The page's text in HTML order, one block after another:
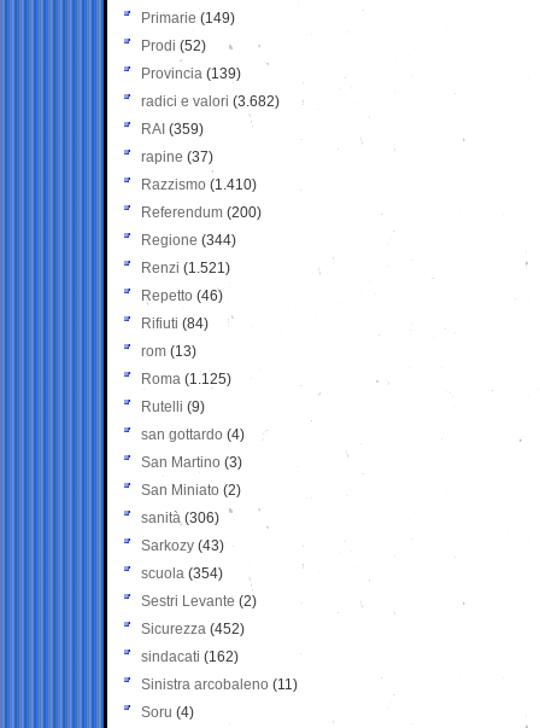
Primarie (149)
Prodi (52)
Provincia (139)
radici e valori (3.682)
RAI (359)
rapine (37)
Razzismo (1.410)
Referendum (200)
Regione (344)
Renzi (1.521)
Repetto (46)
Rifiuti (84)
rom (13)
Roma (1.125)
Rutelli (9)
san gottardo (4)
San Martino (3)
San Miniato (2)
sanità (306)
Sarkozy (43)
scuola (354)
Sestri Levante (2)
Sicurezza (452)
sindacati (162)
Sinistra arcobaleno (11)
Soru (4)